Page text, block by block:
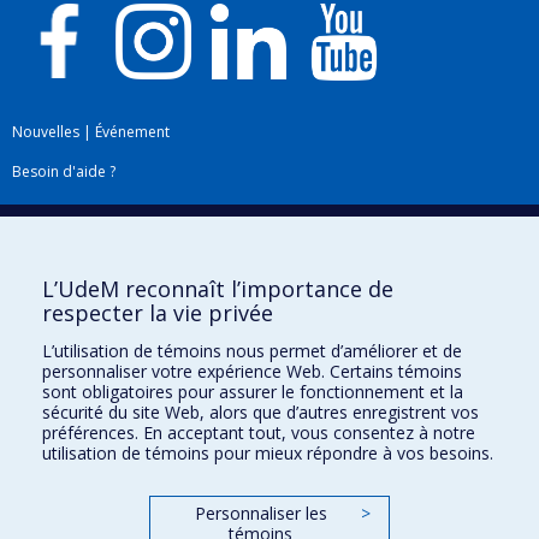
Nouvelles | Événement
Besoin d'aide ?
Plan du site|Accessibilité
Téléchargez les logos de l'ESPUM
L’UdeM reconnaît l’importance de
respecter la vie privée
L’utilisation de témoins nous permet d’améliorer et de
personnaliser votre expérience Web. Certains témoins
sont obligatoires pour assurer le fonctionnement et la
sécurité du site Web, alors que d’autres enregistrent vos
préférences. En acceptant tout, vous consentez à notre
utilisation de témoins pour mieux répondre à vos besoins.
Personnaliser les
témoins
>